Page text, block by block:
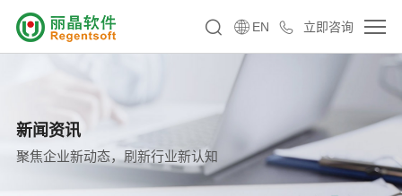
立即咨询
EN
新闻资讯
聚焦企业新动态，刷新行业新认知